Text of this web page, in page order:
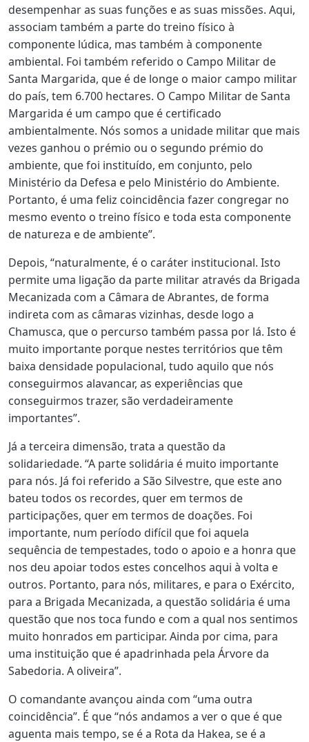
desempenhar as suas funções e as suas missões. Aqui,
associam também a parte do treino físico à
componente lúdica, mas também à componente
ambiental. Foi também referido o Campo Militar de
Santa Margarida, que é de longe o maior campo militar
do país, tem 6.700 hectares. O Campo Militar de Santa
Margarida é um campo que é certificado
ambientalmente. Nós somos a unidade militar que mais
vezes ganhou o prémio ou o segundo prémio do
ambiente, que foi instituído, em conjunto, pelo
Ministério da Defesa e pelo Ministério do Ambiente.
Portanto, é uma feliz coincidência fazer congregar no
mesmo evento o treino físico e toda esta componente
de natureza e de ambiente”.
Depois, “naturalmente, é o caráter institucional. Isto
permite uma ligação da parte militar através da Brigada
Mecanizada com a Câmara de Abrantes, de forma
indireta com as câmaras vizinhas, desde logo a
Chamusca, que o percurso também passa por lá. Isto é
muito importante porque nestes territórios que têm
baixa densidade populacional, tudo aquilo que nós
conseguirmos alavancar, as experiências que
conseguirmos trazer, são verdadeiramente
importantes”.
Já a terceira dimensão, trata a questão da
solidariedade. “A parte solidária é muito importante
para nós. Já foi referido a São Silvestre, que este ano
bateu todos os recordes, quer em termos de
participações, quer em termos de doações. Foi
importante, num período difícil que foi aquela
sequência de tempestades, todo o apoio e a honra que
nos deu apoiar todos estes concelhos aqui à volta e
outros. Portanto, para nós, militares, e para o Exército,
para a Brigada Mecanizada, a questão solidária é uma
questão que nos toca fundo e com a qual nos sentimos
muito honrados em participar. Ainda por cima, para
uma instituição que é apadrinhada pela Árvore da
Sabedoria. A oliveira”.
O comandante avançou ainda com “uma outra
coincidência”. É que “nós andamos a ver o que é que
aguenta mais tempo, se é a Rota da Hakea, se é a